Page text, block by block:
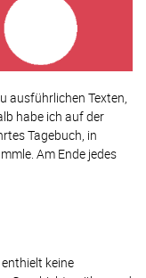
ausführlichen Texten,
habe ich auf der
Tagebuch, in
Am Ende jedes
keine